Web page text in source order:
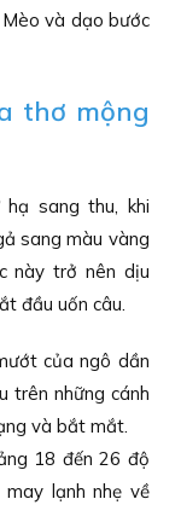
và dạo bước
thơ mộng
sang thu, khi
sang màu vàng
này trở nên dịu
đầu uốn câu.
của ngô dần
trên những cánh
và bắt mắt.
18 đến 26 độ
lạnh nhẹ về